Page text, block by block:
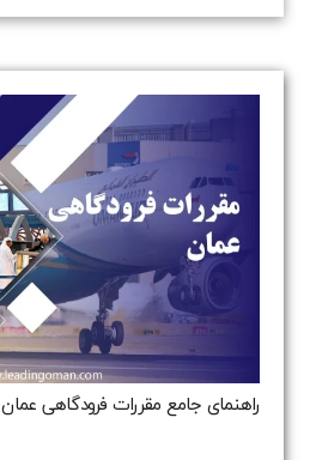
راهنمای جامع مقررات فرودگاهی عمان